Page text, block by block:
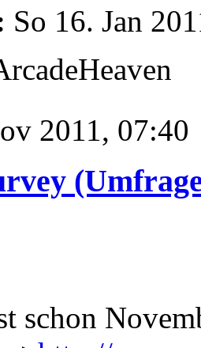
So 16. Jan
2011, 07:40
schon